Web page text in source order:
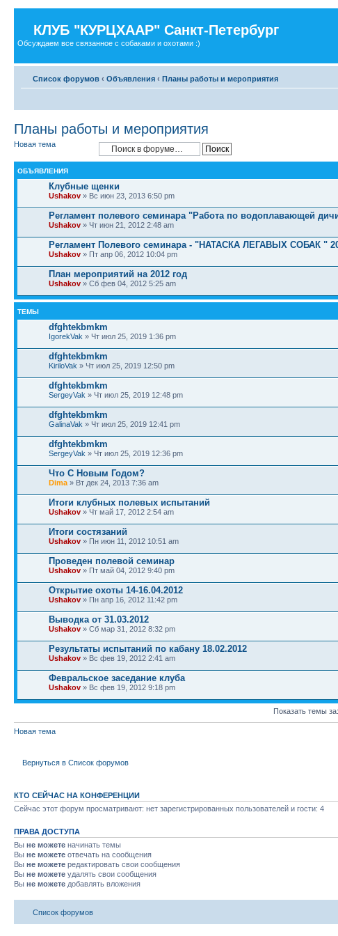
КЛУБ "КУРЦХААР" Санкт-Петербург
Обсуждаем все связанное с собаками и охотами :)
Список форумов ‹ Объявления ‹ Планы работы и мероприятия
Планы работы и мероприятия
Новая тема
ОБЪЯВЛЕНИЯ
Клубные щенки
Ushakov » Вс июн 23, 2013 6:50 pm
Регламент полевого семинара "Работа по водоплавающей
Ushakov » Чт июн 21, 2012 2:48 am
Регламент Полевого семинара - "НАТАСКА ЛЕГАВЫХ СОБАК "
Ushakov » Пт апр 06, 2012 10:04 pm
План мероприятий на 2012 год
Ushakov » Сб фев 04, 2012 5:25 am
ТЕМЫ
dfghtekbmkm
IgorekVak » Чт июл 25, 2019 1:36 pm
dfghtekbmkm
KiriloVak » Чт июл 25, 2019 12:50 pm
dfghtekbmkm
SergeyVak » Чт июл 25, 2019 12:48 pm
dfghtekbmkm
GalinaVak » Чт июл 25, 2019 12:41 pm
dfghtekbmkm
SergeyVak » Чт июл 25, 2019 12:36 pm
Что С Новым Годом?
Dima » Вт дек 24, 2013 7:36 am
Итоги клубных полевых испытаний
Ushakov » Чт май 17, 2012 2:54 am
Итоги состязаний
Ushakov » Пн июн 11, 2012 10:51 am
Проведен полевой семинар
Ushakov » Пт май 04, 2012 9:40 pm
Открытие охоты 14-16.04.2012
Ushakov » Пн апр 16, 2012 11:42 pm
Выводка от 31.03.2012
Ushakov » Сб мар 31, 2012 8:32 pm
Результаты испытаний по кабану 18.02.2012
Ushakov » Вс фев 19, 2012 2:41 am
Февральское заседание клуба
Ushakov » Вс фев 19, 2012 9:18 pm
Показать темы за:
Новая тема
Вернуться в Список форумов
КТО СЕЙЧАС НА КОНФЕРЕНЦИИ
Сейчас этот форум просматривают: нет зарегистрированных пользователей и гости: 4
ПРАВА ДОСТУПА
Вы не можете начинать темы
Вы не можете отвечать на сообщения
Вы не можете редактировать свои сообщения
Вы не можете удалять свои сообщения
Вы не можете добавлять вложения
Список форумов